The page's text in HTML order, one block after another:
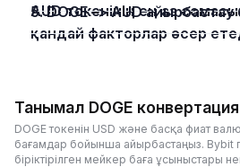
AUD токенінің ең аз
5. DOGE –> AUD айырбастау бағамына
қандай факторлар әсер
Танымал DOGE
DOGE токенін USD және басқа фиат
бағамдар бойынша айырбастаңыз. Bybit
біріктірілген мейкер баға ұсыныстары